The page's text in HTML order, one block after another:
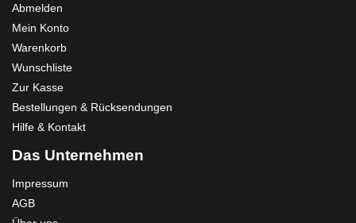
Abmelden
Mein Konto
Warenkorb
Wunschliste
Zur Kasse
Bestellungen & Rücksendungen
Hilfe & Kontakt
Das Unternehmen
Impressum
AGB